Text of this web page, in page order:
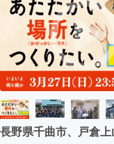
テクノロ
映像・映
ビジネス
まちづく
長野県千曲市、戸倉